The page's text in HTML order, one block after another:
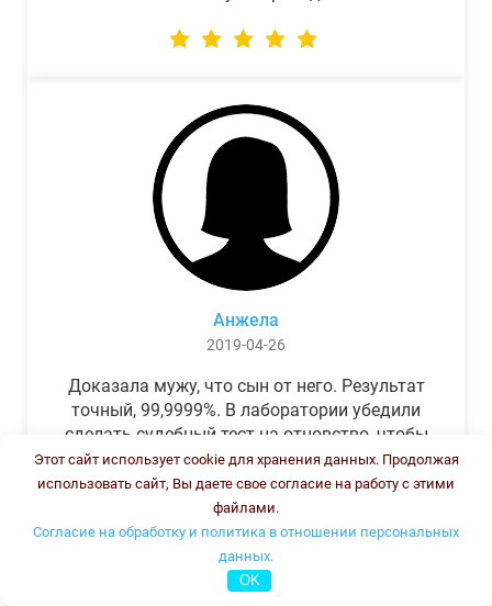
Анжела
2019-04-26
Доказала мужу, что сын от него. Результат
точный, 99,9999%. В лаборатории убедили
сделать судебный тест на отцовство, чтобы
можно было предъявить в суде. Результат
был готов через неделю, как и
обещали.Теперь муж бегает и извиняется.
Этот сайт использует cookie для хранения данных. Продолжая
использовать сайт, Вы даете свое согласие на работу с этими
файлами.
Согласие на обработку и политика в отношении персональных
данных.
OK